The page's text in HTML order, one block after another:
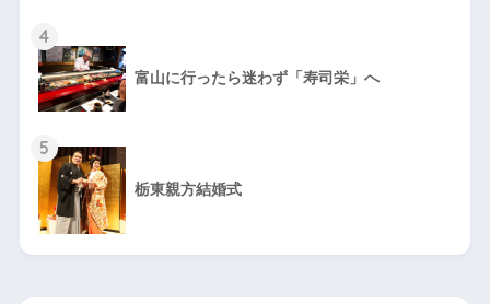
4
富山に行ったら迷わず「寿司栄」へ
5
栃東親方結婚式